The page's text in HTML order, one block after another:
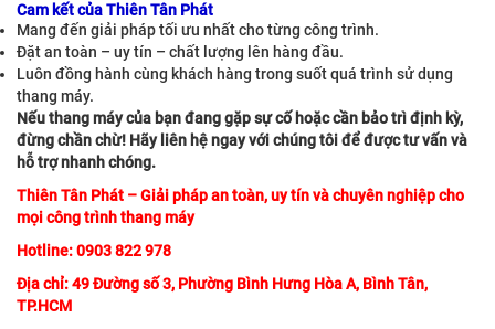
Cam kết của Thiên Tân Phát
Mang đến giải pháp tối ưu nhất cho từng công trình.
Đặt an toàn – uy tín – chất lượng lên hàng đầu.
Luôn đồng hành cùng khách hàng trong suốt quá trình sử dụng
thang máy.
Nếu thang máy của bạn đang gặp sự cố hoặc cần bảo trì định kỳ,
đừng chần chừ! Hãy liên hệ ngay với chúng tôi để được tư vấn và
hỗ trợ nhanh chóng.
Thiên Tân Phát – Giải pháp an toàn, uy tín và chuyên nghiệp cho
mọi công trình thang máy
Hotline: 0903 822 978
Địa chỉ: 49 Đường số 3, Phường Bình Hưng Hòa A, Bình Tân,
TP.HCM